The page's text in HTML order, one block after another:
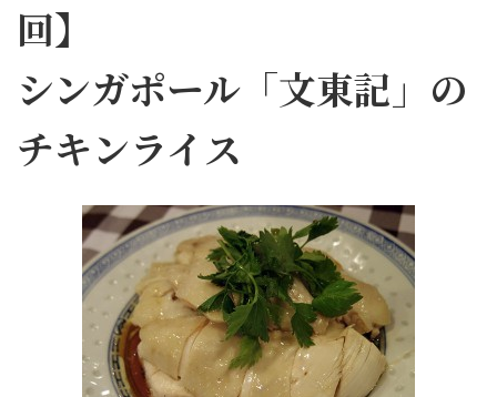
回】
シンガポール「文東記」の
チキンライス